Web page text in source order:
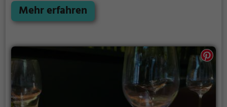
Cocktails. Die gemütliche Atmosphäre lädt dazu ein,
sich mit Freunden zu einem leckeren Abendessen zu
genießen. Hier kann man sich verwöhnen lassen und
den Alltag hinter sich lassen. Tauche ein und lass
dich von der Vielfalt an Getränken und Speisen
überraschen!
Mehr erfahren